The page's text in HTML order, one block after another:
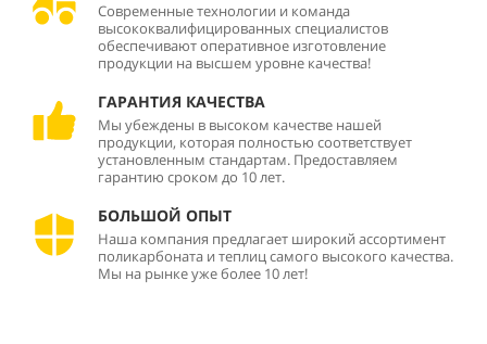
Современные технологии и команда
высококвалифицированных специалистов
обеспечивают оперативное изготовление
продукции на высшем уровне качества!
ГАРАНТИЯ КАЧЕСТВА
Мы убеждены в высоком качестве нашей
продукции, которая полностью соответствует
установленным стандартам. Предоставляем
гарантию сроком до 10 лет.
БОЛЬШОЙ ОПЫТ
Наша компания предлагает широкий ассортимент
поликарбоната и теплиц самого высокого качества.
Мы на рынке уже более 10 лет!